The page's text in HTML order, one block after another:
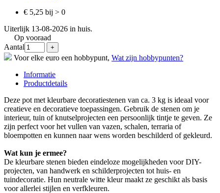
€ 5,25 bij > 0
Uiterlijk 13-08-2026 in huis.
Op vooraad
Aantal
Voor elke euro een hobbypunt, Wat zijn hobbypunten?
Informatie
Productdetails
Deze pot met kleurbare decoratiestenen van ca. 3 kg is ideaal voor
creatieve en decoratieve toepassingen. Gebruik de stenen om je
interieur, tuin of knutselprojecten een persoonlijk tintje te geven. Ze
zijn perfect voor het vullen van vazen, schalen, terraria of
bloempotten en kunnen naar wens worden beschilderd of gekleurd.
Wat kun je ermee?
De kleurbare stenen bieden eindeloze mogelijkheden voor DIY-
projecten, van handwerk en schilderprojecten tot huis- en
tuindecoratie. Hun neutrale witte kleur maakt ze geschikt als basis
voor allerlei stijlen en verfkleuren.